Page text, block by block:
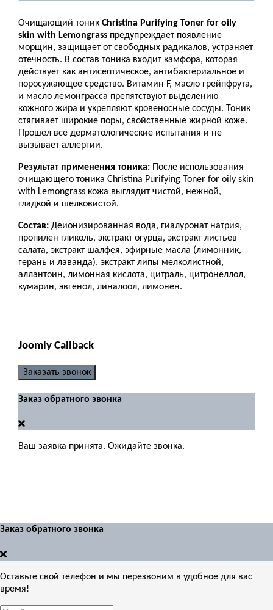
Очищающий тоник Christina Purifying Toner for oily
skin with Lemongrass предупреждает появление
морщин, защищает от свободных радикалов, устраняет
отечность. В состав тоника входит камфора, которая
действует как антисептическое, антибактериальное и
поросужающее средство. Витамин F, масло грейпфрута,
и масло лемонграсса препятствуют выделению
кожного жира и укрепляют кровеносные сосуды. Тоник
стягивает широкие поры, свойственные жирной коже.
Прошел все дерматологические испытания и не
вызывает аллергии.
Результат применения тоника: После использования
очищающего тоника Christina Purifying Toner for oily skin
with Lemongrass кожа выглядит чистой, нежной,
гладкой и шелковистой.
Состав: Деионизированная вода, гиалуронат натрия,
пропилен гликоль, экстракт огурца, экстракт листьев
салата, экстракт шалфея, эфирные масла (лимонник,
герань и лаванда), экстракт липы мелколистной,
аллантоин, лимонная кислота, цитраль, цитронеллол,
кумарин, эвгенол, линалоол, лимонен.
Joomly Callback
Заказать звонок
Заказ обратного звонка
Ваш заявка принята. Ожидайте звонка.
Заказ обратного звонка
Оставьте свой телефон и мы перезвоним в удобное для вас
время!